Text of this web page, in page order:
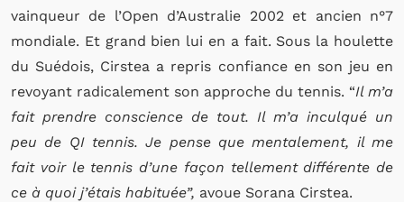
vainqueur de l’Open d’Australie 2002 et ancien n°7
mondiale. Et grand bien lui en a fait. Sous la houlette
du Suédois, Cirstea a repris confiance en son jeu en
revoyant radicalement son approche du tennis. “Il m’a
fait prendre conscience de tout. Il m’a inculqué un
peu de QI tennis. Je pense que mentalement, il me
fait voir le tennis d’une façon tellement différente de
ce à quoi j’étais habituée”, avoue Sorana Cirstea.